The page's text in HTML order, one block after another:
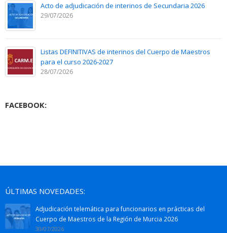
Acto de adjudicación de interinos de Secundaria 2026
29/07/2026
Listas DEFINITIVAS de interinos del Cuerpo de Maestros
para el curso 2026-2027
28/07/2026
FACEBOOK:
ÚLTIMAS NOVEDADES:
Adjudicación telemática para funcionarios en prácticas del
Cuerpo de Maestros de la Región de Murcia 2026
30/07/2026